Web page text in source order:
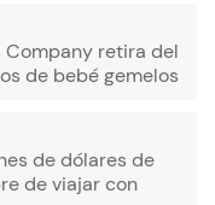
Company retira del
de bebé gemelos
de dólares de
de viajar con